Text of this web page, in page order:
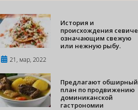
История и
происхождения севиче
означающим свежую
или нежную рыбу.
21, мар, 2022
Предлагают обширный
план по продвижению
доминиканской
гастрономии